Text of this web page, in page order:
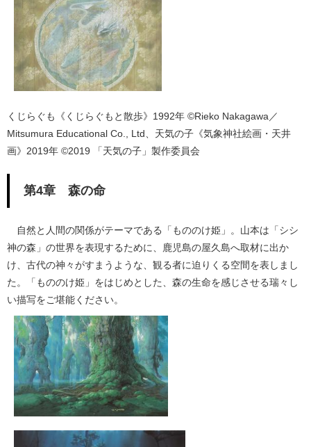
くじらぐも《くじらぐもと散歩》1992年 ©Rieko Nakagawa／
Mitsumura Educational Co., Ltd、天気の子《気象神社絵画・天井
画》2019年 ©2019 「天気の子」製作委員会
第4章 森の命
自然と人間の関係がテーマである「もののけ姫」。山本は「シシ
神の森」の世界を表現するために、鹿児島の屋久島へ取材に出か
け、古代の神々がすまうような、観る者に迫りくる空間を表しまし
た。「もののけ姫」をはじめとした、森の生命を感じさせる瑞々し
い描写をご堪能ください。